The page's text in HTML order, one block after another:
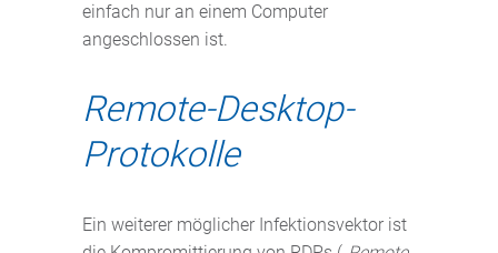
einfach nur an einem Computer
angeschlossen ist.
Remote-Desktop-
Protokolle
Ein weiterer möglicher Infektionsvektor ist